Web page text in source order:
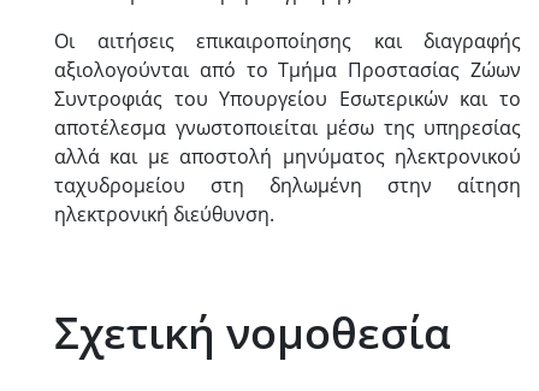
Οι αιτήσεις επικαιροποίησης και διαγραφής
αξιολογούνται από το Τμήμα Προστασίας Ζώων
Συντροφιάς του Υπουργείου Εσωτερικών και το
αποτέλεσμα γνωστοποιείται μέσω της υπηρεσίας
αλλά και με αποστολή μηνύματος ηλεκτρονικού
ταχυδρομείου στη δηλωμένη στην αίτηση
ηλεκτρονική διεύθυνση.
Σχετική νομοθεσία